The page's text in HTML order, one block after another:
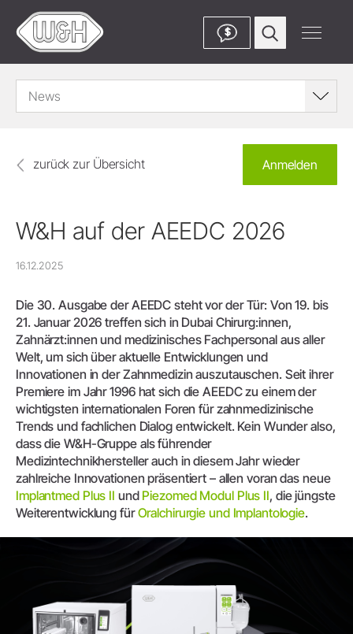
$
News
zurück zur Übersicht Anmelden
W&H auf der AEEDC 2026
16.12.2025
Die 30. Ausgabe der AEEDC steht vor der Tür: Von 19. bis
21. Januar 2026 treffen sich in Dubai Chirurg:innen,
Zahnärzt:innen und medizinisches Fachpersonal aus aller
Welt, um sich über aktuelle Entwicklungen und
Innovationen in der Zahnmedizin auszutauschen. Seit ihrer
Premiere im Jahr 1996 hat sich die AEEDC zu einem der
wichtigsten internationalen Foren für zahnmedizinische
Trends und fachlichen Dialog entwickelt. Kein Wunder also,
dass die W&H-Gruppe als führender
Medizintechnikhersteller auch in diesem Jahr wieder
zahlreiche Innovationen präsentiert – allen voran das neue
Implantmed Plus II und Piezomed Modul Plus II, die jüngste
Weiterentwicklung fürOralchirurgie und Implantologie.